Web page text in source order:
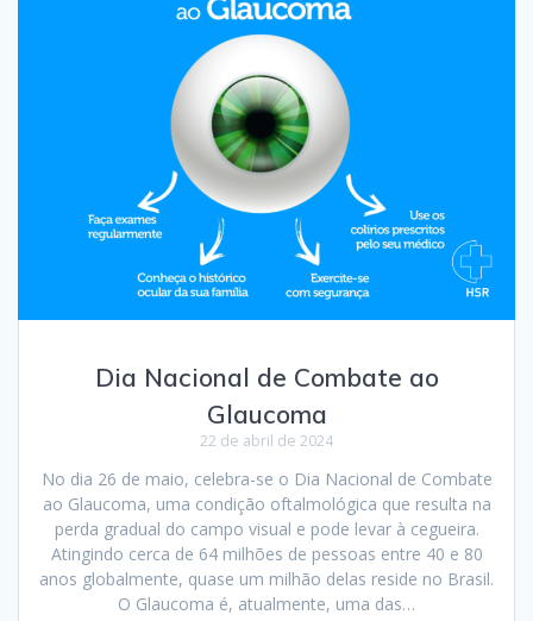
Dia Nacional de Combate ao
Glaucoma
22 de abril de 2024
No dia 26 de maio, celebra-se o Dia Nacional de Combate
ao Glaucoma, uma condição oftalmológica que resulta na
perda gradual do campo visual e pode levar à cegueira.
Atingindo cerca de 64 milhões de pessoas entre 40 e 80
anos globalmente, quase um milhão delas reside no Brasil.
O Glaucoma é, atualmente, uma das…